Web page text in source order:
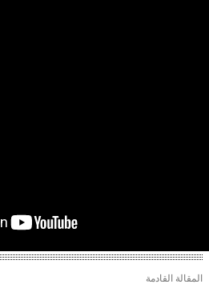
المقالة القادمة